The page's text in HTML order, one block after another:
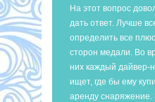
На этот вопрос
дать ответ. Лучше
определить все
сторон медали. Во
них каждый дайвер-
ищет, где бы ему
аренду снаряжение.